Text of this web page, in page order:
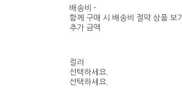
배송비 -
함께 구매 시 배송비 절약 상품 보기
추가 금액
컬러
선택하세요.
선택하세요.